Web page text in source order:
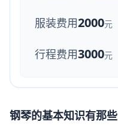
服装费用2000元
行程费用3000元
钢琴的基本知识有那些